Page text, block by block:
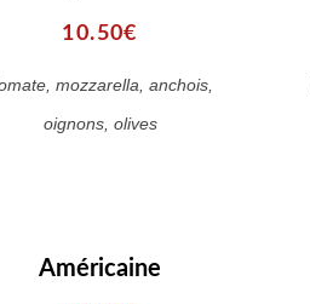
10.50€
mozzarella, anchois,
oignons, olives
Américaine